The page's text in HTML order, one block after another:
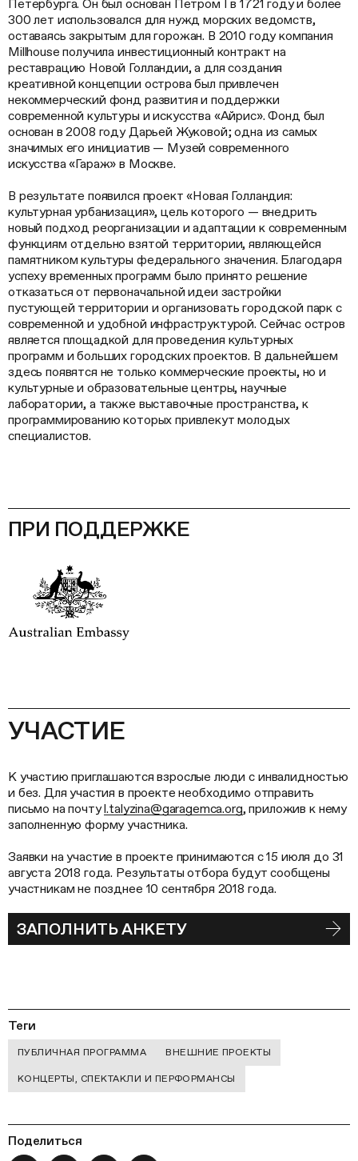
Петербурга. Он был основан Петром I в 1721 году и более
300 лет использовался для нужд морских ведомств,
оставаясь закрытым для горожан. В 2010 году компания
Millhouse получила инвестиционный контракт на
реставрацию Новой Голландии, а для создания
креативной концепции острова был привлечен
некоммерческий фонд развития и поддержки
современной культуры и искусства «Айрис». Фонд был
основан в 2008 году Дарьей Жуковой; одна из самых
значимых его инициатив — Музей современного
искусства «Гараж» в Москве.
В результате появился проект «Новая Голландия:
культурная урбанизация», цель которого — внедрить
новый подход реорганизации и адаптации к современным
функциям отдельно взятой территории, являющейся
памятником культуры федерального значения. Благодаря
успеху временных программ было принято решение
отказаться от первоначальной идеи застройки
пустующей территории и организовать городской парк с
современной и удобной инфраструктурой. Сейчас остров
является площадкой для проведения культурных
программ и больших городских проектов. В дальнейшем
здесь появятся не только коммерческие проекты, но и
культурные и образовательные центры, научные
лаборатории, а также выставочные пространства, к
программированию которых привлекут молодых
специалистов.
ПРИ ПОДДЕРЖКЕ
УЧАСТИЕ
К участию приглашаются взрослые люди с инвалидностью
и без. Для участия в проекте необходимо отправить
письмо на почтуl.talyzina@garagemca.org, приложив к нему
заполненную форму участника.
Заявки на участие в проекте принимаются с 15 июля до 31
августа 2018 года. Результаты отбора будут сообщены
участникам не позднее 10 сентября 2018 года.
ЗАПОЛНИТЬ АНКЕТУ
Теги
ПУБЛИЧНАЯ ПРОГРАММА ВНЕШНИЕ ПРОЕКТЫ
КОНЦЕРТЫ, СПЕКТАКЛИ И ПЕРФОРМАНСЫ
Поделиться